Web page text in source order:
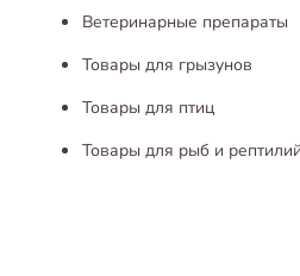
Ветеринарные препараты
Товары для грызунов
Товары для птиц
Товары для рыб и рептилий